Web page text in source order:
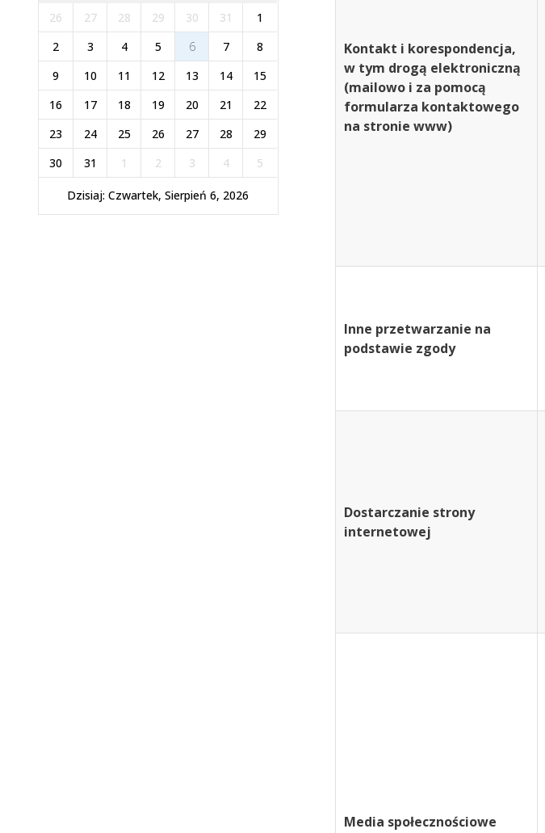
Kontakt i korespondencja,
w tym drogą elektroniczną
(mailowo i za pomocą
formularza kontaktowego
na stronie www)
Inne przetwarzanie na
podstawie zgody
Dostarczanie strony
internetowej
Media społecznościowe
26 27 28 29 30 31
1
2
3 4 5 6 7
8
9
10 11 12 13 14
15
16
17 18 19 20 21
22
23
24 25 26 27 28
29
30
31 1 2 3 4 5
Dzisiaj: Czwartek, Sierpień 6, 2026